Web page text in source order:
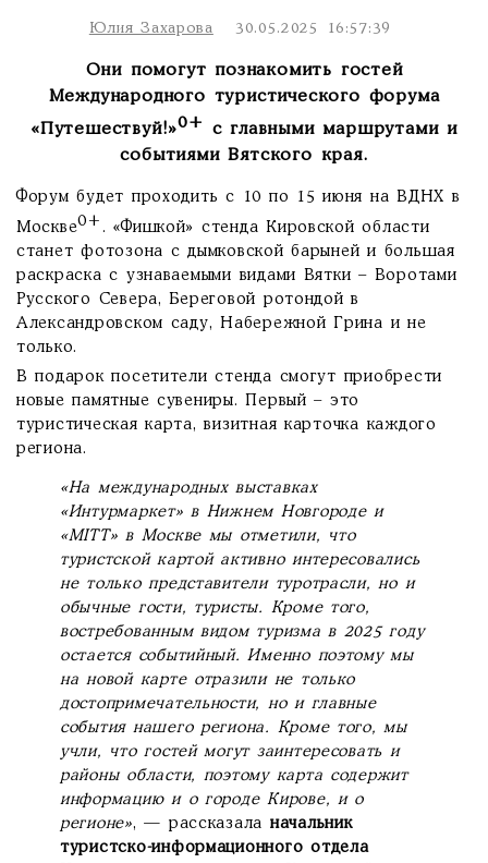
Юлия Захарова 30.05.2025 16:57:39
Они помогут познакомить гостей
Международного туристического форума
«Путешествуй!»0+
с главными маршрутами и
событиями Вятского края.
Форум будет проходить с 10 по 15 июня на ВДНХ в
Москве0+ . «Фишкой» стенда Кировской области
станет фотозона с дымковской барыней и большая
раскраска с узнаваемыми видами Вятки – Воротами
Русского Севера, Береговой ротондой в
Александровском саду, Набережной Грина и не
только.
В подарок посетители стенда смогут приобрести
новые памятные сувениры. Первый – это
туристическая карта, визитная карточка каждого
региона.
«На международных выставках
«Интурмаркет» в Нижнем Новгороде и
«MITT» в Москве мы отметили, что
туристской картой активно интересовались
не только представители туротрасли, но и
обычные гости, туристы. Кроме того,
востребованным видом туризма в 2025 году
остается событийный. Именно поэтому мы
на новой карте отразили не только
достопримечательности, но и главные
события нашего региона. Кроме того, мы
учли, что гостей могут заинтересовать и
районы области, поэтому карта содержит
информацию и о городе Кирове, и о
регионе», — рассказала начальник
туристско-информационного отдела